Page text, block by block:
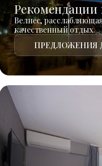
Рекомендации
Велнес,
качественный отдых.
ПРЕДЛОЖЕНИЯ